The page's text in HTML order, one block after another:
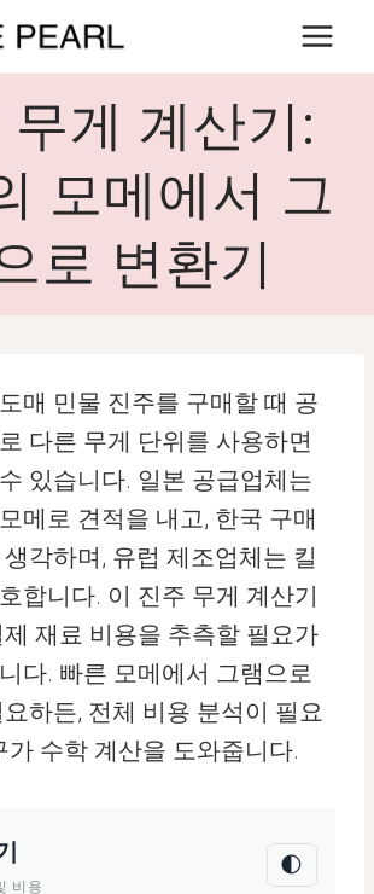
무게 계산기:
모메에서 그
로 변환기
매 민물 진주를 구매할 때 공
다른 무게 단위를 사용하면
있습니다. 일본 공급업체는
메로 견적을 내고, 한국 구매
각하며, 유럽 제조업체는 킬
합니다. 이 진주 무게 계산기
재료 비용을 추측할 필요가
다. 빠른 모메에서 그램으로
하든, 전체 비용 분석이 필요
가 수학 계산을 도와줍니다.
비용
🌓